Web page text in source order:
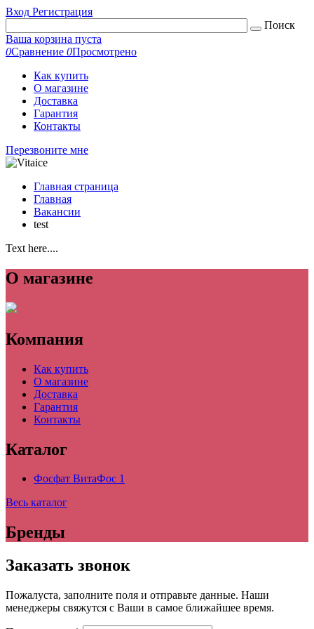
Вход Регистрация
Поиск
Ваша корзина пуста
0Сравнение 0Просмотрено
Как купить
О магазине
Доставка
Гарантия
Контакты
Перезвоните мне
Главная страница
Главная
Вакансии
test
Text here....
О магазине
Компания
Как купить
О магазине
Доставка
Гарантия
Контакты
Каталог
Фосфат ВитаФос 1
Весь каталог
Бренды
Заказать звонок
Пожалуста, заполните поля и отправьте данные. Наши
менеджеры свяжутся с Ваши в самое ближайшее время.